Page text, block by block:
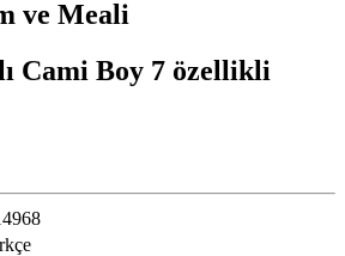
ve Meali
Cami Boy 7 özellikli